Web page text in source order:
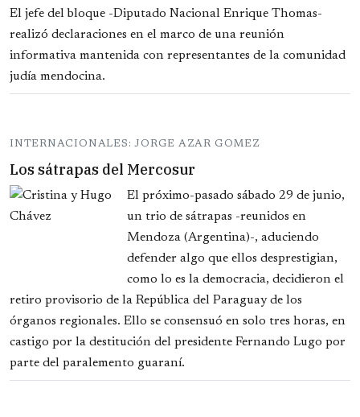
El jefe del bloque -Diputado Nacional Enrique Thomas-
realizó declaraciones en el marco de una reunión
informativa mantenida con representantes de la comunidad
judía mendocina.
INTERNACIONALES: JORGE AZAR GOMEZ
Los sátrapas del Mercosur
El próximo-pasado sábado 29 de junio,
un trio de sátrapas -reunidos en
Mendoza (Argentina)-, aduciendo
defender algo que ellos desprestigian,
como lo es la democracia, decidieron el
retiro provisorio de la República del Paraguay de los
órganos regionales. Ello se consensuó en solo tres horas, en
castigo por la destitución del presidente Fernando Lugo por
parte del paralemento guaraní.